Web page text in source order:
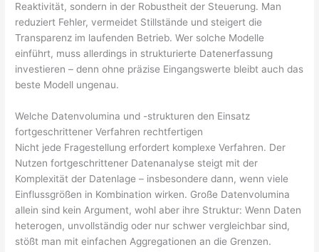
Reaktivität, sondern in der Robustheit der Steuerung. Man
reduziert Fehler, vermeidet Stillstände und steigert die
Transparenz im laufenden Betrieb. Wer solche Modelle
einführt, muss allerdings in strukturierte Datenerfassung
investieren – denn ohne präzise Eingangswerte bleibt auch das
beste Modell ungenau.
Welche Datenvolumina und -strukturen den Einsatz
fortgeschrittener Verfahren rechtfertigen
Nicht jede Fragestellung erfordert komplexe Verfahren. Der
Nutzen fortgeschrittener Datenanalyse steigt mit der
Komplexität der Datenlage – insbesondere dann, wenn viele
Einflussgrößen in Kombination wirken. Große Datenvolumina
allein sind kein Argument, wohl aber ihre Struktur: Wenn Daten
heterogen, unvollständig oder nur schwer vergleichbar sind,
stößt man mit einfachen Aggregationen an die Grenzen.